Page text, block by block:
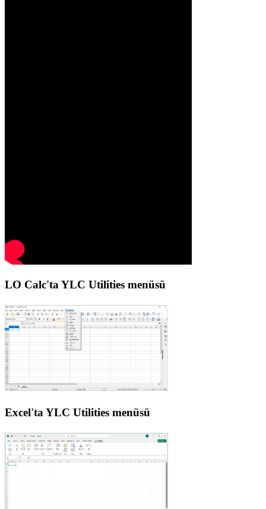
LO Calc'ta YLC Utilities menüsü
Excel'ta YLC Utilities menüsü